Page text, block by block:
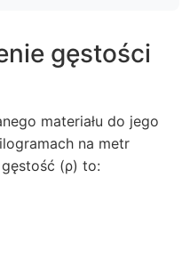
gęstości
materiału do jego
na metr
(ρ) to: